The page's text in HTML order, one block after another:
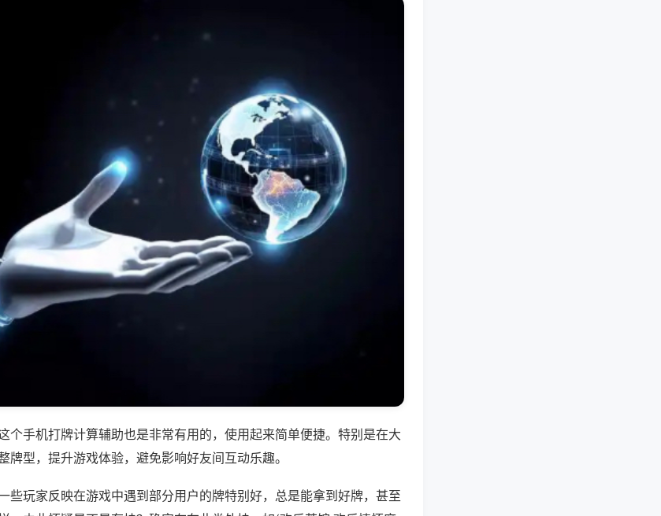
个手机打牌计算辅助也是非常有用的，使用起来简单便捷。特别是在大
牌型，提升游戏体验，避免影响好友间互动乐趣。
些玩家反映在游戏中遇到部分用户的牌特别好，总是能拿到好牌，甚至